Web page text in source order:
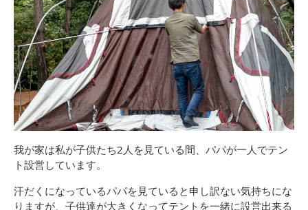
我が家は私が子供たち2人を見ている間、パパが一人でテン
ト設営しています。
汗だくになっているパパを見ていると申し訳ない気持ちにな
りますが、子供達が大きくなってテントを一緒に設営出来る